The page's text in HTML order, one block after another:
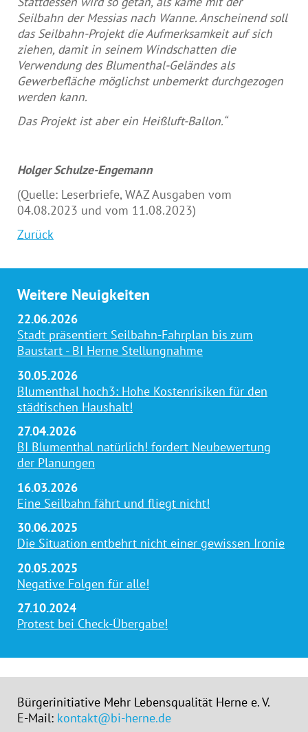
Seilbahn der Messias nach Wanne. Anscheinend soll
das Seilbahn-Projekt die Aufmerksamkeit auf sich
ziehen, damit in seinem Windschatten die
Verwendung des Blumenthal-Geländes als
Gewerbefläche möglichst unbemerkt durchgezogen
werden kann.
Das Projekt ist aber ein Heißluft-Ballon.“
Holger Schulze-Engemann
(Quelle: Leserbriefe, WAZ Ausgaben vom
04.08.2023 und vom 11.08.2023)
Zurück
Weitere Neuigkeiten
22.06.2026
Stadt präsentiert Seilbahn-Fahrplan bis zum
Baustart - BI Herne Stellungnahme
30.05.2026
Blumenthal hoch3: Hohe Kostenrisiken für den
städtischen Haushalt!
27.04.2026
BI Blumenthal natürlich! fordert Neubewertung
der Planungen
16.03.2026
Eine Seilbahn fährt und fliegt nicht!
30.06.2025
Die Situation entbehrt nicht einer gewissen Ironie
20.05.2025
Negative Folgen für alle!
27.10.2024
Protest bei Check-Übergabe!
Bürgerinitiative Mehr Lebensqualität Herne e. V.
E-Mail: kontakt@bi-herne.de